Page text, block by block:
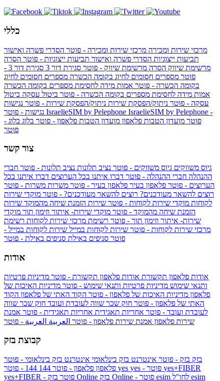
כללי
מרכזי שירות ומכירה מרכזי שירות ומכירה - פוטר הסדרי פשרה ואישור
תביעות ייצוגיות הסדרי פשרה ואישור תביעות ייצוגיות - פוטר הסרה
מרשימת שיווק הסרה מרשימת שיווק - פוטר סגירת דור 3
סגירת דור 3 -
פוטר מספרים חסומים לחיוג בקומה הכשרה מספרים חסומים לחיוג
בקומה הכשרה - פוטר אמות מידה לחסימת מספרים בקומה הכשרה
אמות מידה לחסימת מספרים בקומה הכשרה - פוטר ביטול עסקה ביטול
עסקה - פוטר ניתוק/הפסקת שירות ניתוק/הפסקת שירות - פוטר נגישות
IsraelieSIM by Pelephone IsraelieSIM by Pelephone -
פוטר מועדון הטבות פלאפון מועדון הטבות פלאפון - פוטר בלוג בלוג -
פוטר
צור קשר
גיוס משווקים גיוס משווקים - פוטר נציב תלונות נציב תלונות - פוטר חברי
ההנהלה חברי ההנהלה - פוטר דברו איתנו בכל הערוצים דברו איתנו בכל
הערוצים - פוטר פלאפון בעיר פלאפון בעיר - פוטר משרות משרות - פוטר
רוצים להשאר מעודכנים? רוצים להשאר מעודכנים? - פוטר מוקדי שירות
לקוחות מוקדי שירות לקוחות - פוטר שירות הזמנת שיחה מהמוקד שירות
הזמנת שיחה מהמוקד - פוטר מוקדי שירות- איתור וזימון תור מוקדי
שירות- איתור וזימון תור - פוטר רשימת מרכזי שירות לקוחות רשימת
מרכזי שירות לקוחות - פוטר שירות לקוחות במייל שירות לקוחות במייל -
פוטר סניפים באילת סניפים באילת - פוטר
אודות
אודות פלאפון תקשורת אודות פלאפון תקשורת - פוטר מדיניות פרטיות
ותנאי שימוש מדיניות פרטיות ותנאי שימוש - פוטר מדיניות האיכות של
פלאפון מדיניות האיכות של פלאפון - פוטר הקוד האתי של פלאפון הקוד
האתי של פלאפון - פוטר חוק שכר שווה לעובדת ועובד חוק שכר שווה
לעובדת ועובד - פוטר אחריות תאגידית אחריות תאגידית - פוטר אמנת
שירות פלאפון אמנת שירות פלאפון - פוטר العربية العربية - פוטר
קבוצת בזק
בזק בזק - פוטר אינטרנט בזק בינלאומי אינטרנט בזק בינלאומי - פוטר
פלאפון פלאפון - פוטר 144 yes
yes+FIBER
yes+FIBER - פוטר בזק Online esim